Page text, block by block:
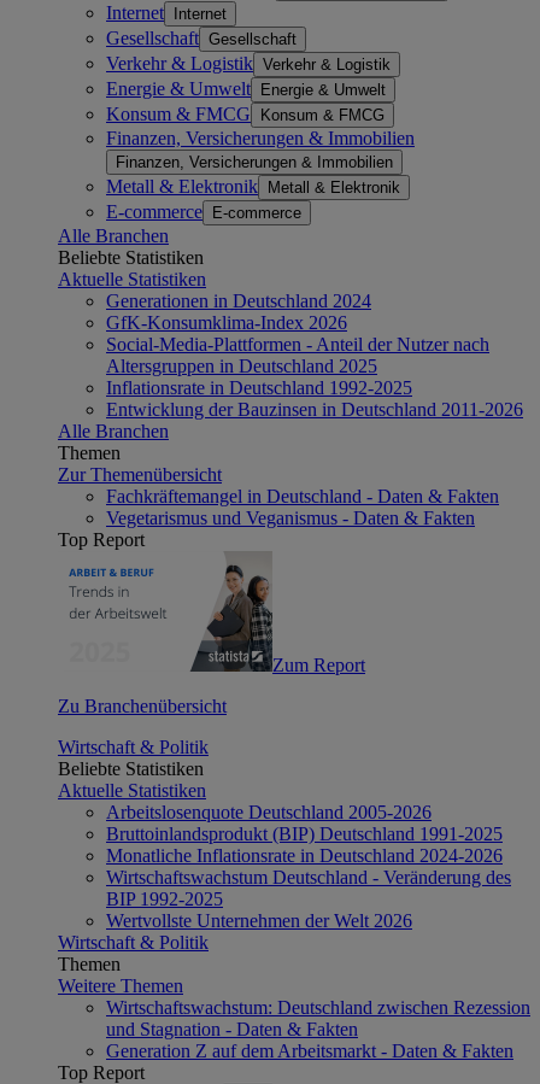
Internet Internet
Gesellschaft Gesellschaft
Verkehr & Logistik Verkehr & Logistik
Energie & Umwelt Energie & Umwelt
Konsum & FMCG Konsum & FMCG
Finanzen, Versicherungen & Immobilien
Finanzen, Versicherungen & Immobilien
Metall & Elektronik Metall & Elektronik
E-commerce E-commerce
Alle Branchen
Beliebte Statistiken
Aktuelle Statistiken
Generationen in Deutschland 2024
GfK-Konsumklima-Index 2026
Social-Media-Plattformen - Anteil der Nutzer nach
Altersgruppen in Deutschland 2025
Inflationsrate in Deutschland 1992-2025
Entwicklung der Bauzinsen in Deutschland 2011-2026
Alle Branchen
Themen
Zur Themenübersicht
Fachkräftemangel in Deutschland - Daten & Fakten
Vegetarismus und Veganismus - Daten & Fakten
Top Report
Zum Report
Zu Branchenübersicht
Wirtschaft & Politik
Beliebte Statistiken
Aktuelle Statistiken
Arbeitslosenquote Deutschland 2005-2026
Bruttoinlandsprodukt (BIP) Deutschland 1991-2025
Monatliche Inflationsrate in Deutschland 2024-2026
Wirtschaftswachstum Deutschland - Veränderung des
BIP 1992-2025
Wertvollste Unternehmen der Welt 2026
Wirtschaft & Politik
Themen
Weitere Themen
Wirtschaftswachstum: Deutschland zwischen Rezession
und Stagnation - Daten & Fakten
Generation Z auf dem Arbeitsmarkt - Daten & Fakten
Top Report